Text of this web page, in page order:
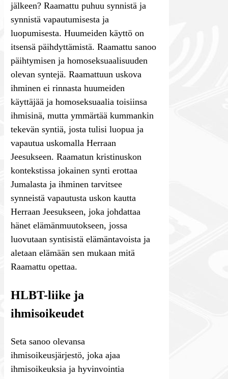
jälkeen? Raamattu puhuu synnistä ja
synnistä vapautumisesta ja
luopumisesta. Huumeiden käyttö on
itsensä päihdyttämistä. Raamattu sanoo
päihtymisen ja homoseksuaalisuuden
olevan syntejä. Raamattuun uskova
ihminen ei rinnasta huumeiden
käyttäjää ja homoseksuaalia toisiinsa
ihmisinä, mutta ymmärtää kummankin
tekevän syntiä, josta tulisi luopua ja
vapautua uskomalla Herraan
Jeesukseen. Raamatun kristinuskon
kontekstissa jokainen synti erottaa
Jumalasta ja ihminen tarvitsee
synneistä vapautusta uskon kautta
Herraan Jeesukseen, joka johdattaa
hänet elämänmuutokseen, jossa
luovutaan syntisistä elämäntavoista ja
aletaan elämään sen mukaan mitä
Raamattu opettaa.
HLBT-liike ja
ihmisoikeudet
Seta sanoo olevansa
ihmisoikeusjärjestö, joka ajaa
ihmisoikeuksia ja hyvinvointia